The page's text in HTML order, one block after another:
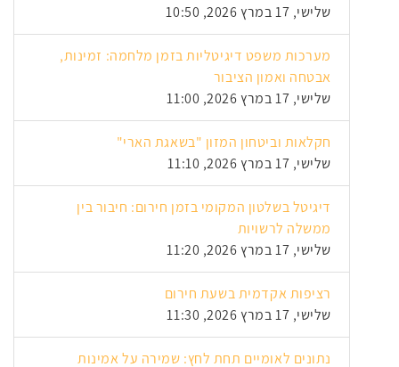
שלישי, 17 במרץ 2026, 10:50
מערכות משפט דיגיטליות בזמן מלחמה: זמינות,
אבטחה ואמון הציבור
שלישי, 17 במרץ 2026, 11:00
חקלאות וביטחון המזון "בשאגת הארי"
שלישי, 17 במרץ 2026, 11:10
דיגיטל בשלטון המקומי בזמן חירום: חיבור בין
ממשלה לרשויות
שלישי, 17 במרץ 2026, 11:20
רציפות אקדמית בשעת חירום
שלישי, 17 במרץ 2026, 11:30
נתונים לאומיים תחת לחץ: שמירה על אמינות